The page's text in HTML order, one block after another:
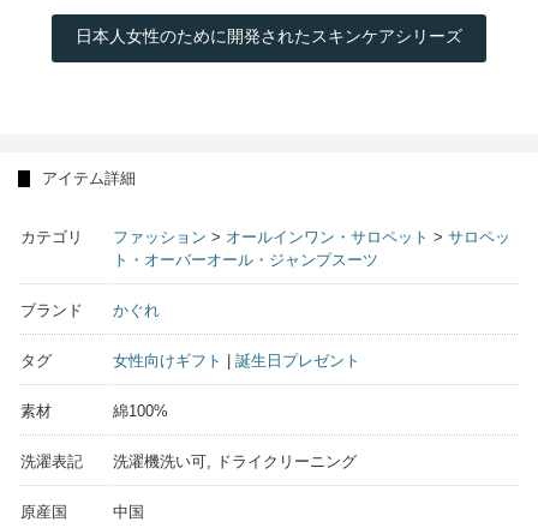
日本人女性のために開発されたスキンケアシリーズ
アイテム詳細
カテゴリ ファッション > オールインワン・サロペット > サロペッ
ト・オーバーオール・ジャンプスーツ
ブランド かぐれ
タグ 女性向けギフト 誕生日プレゼント
素材 綿100%
洗濯表記 洗濯機洗い可, ドライクリーニング
原産国 中国